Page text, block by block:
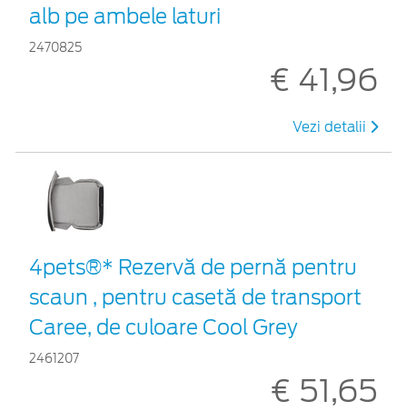
alb pe ambele laturi
2470825
€ 41,96
Vezi detalii
4pets®* Rezervă de pernă pentru
scaun , pentru casetă de transport
Caree, de culoare Cool Grey
2461207
€ 51,65